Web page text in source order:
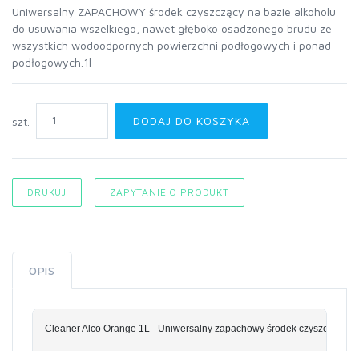
Uniwersalny ZAPACHOWY środek czyszczący na bazie alkoholu
do usuwania wszelkiego, nawet głęboko osadzonego brudu ze
wszystkich wodoodpornych powierzchni podłogowych i ponad
podłogowych.1l
szt. DODAJ DO KOSZYKA
DRUKUJ ZAPYTANIE O PRODUKT
OPIS
Cleaner Alco Orange 1L - Uniwersalny zapachowy środek czyszczący